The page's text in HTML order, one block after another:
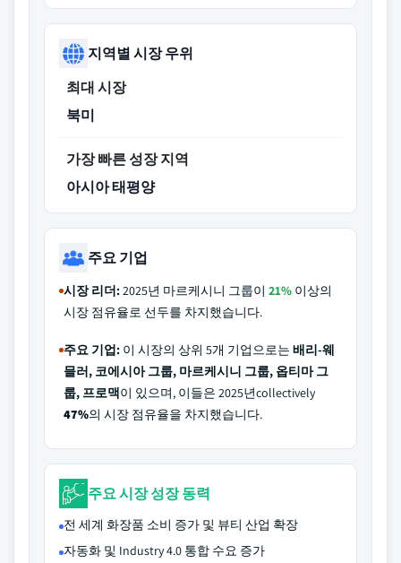
지역별 시장 우위
최대 시장
북미
가장 빠른 성장 지역
아시아 태평양
주요 기업
시장 리더:2025년 마르케시니 그룹이 21% 이상의
시장 점유율로 선두를 차지했습니다.
주요 기업: 이 시장의 상위 5개 기업으로는 배리-웨
믈러, 코에시아 그룹, 마르케시니 그룹, 옵티마 그
룹, 프로맥이 있으며, 이들은 2025년collectively
47%의 시장 점유율을 차지했습니다.
주요 시장 성장 동력
전 세계 화장품 소비 증가 및 뷰티 산업 확장
자동화 및 Industry 4.0 통합 수요 증가